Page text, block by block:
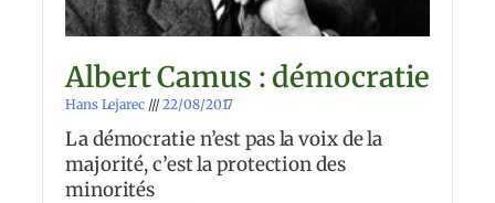
Albert Camus : démocratie
Hans Lejarec 22/08/2017
La démocratie n’est pas la voix de la
majorité, c’est la protection des
minorités